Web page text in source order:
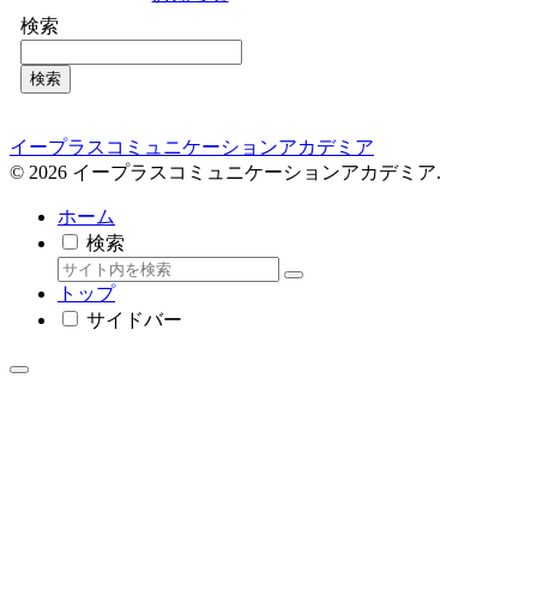
検索
検索
イープラスコミュニケーションアカデミア
© 2026 イープラスコミュニケーションアカデミア.
ホーム
検索
トップ
サイドバー